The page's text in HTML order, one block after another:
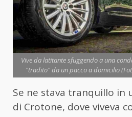
Vive da latitante sfuggendo a una
"tradito" da un pacco a domicilio
Se ne stava tranquillo in
di Crotone, dove viveva